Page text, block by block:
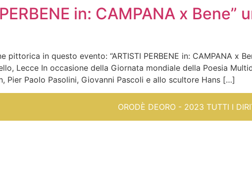
in: CAMPANA x
pittorica in questo evento: “ARTISTI PERBENE in: CAMPANA x
Lecce In occasione della Giornata mondiale della Poesia
Pier Paolo Pasolini, Giovanni Pascoli e allo scultore Hans […]
ORODÈ DEORO - 2023 TUTTI I